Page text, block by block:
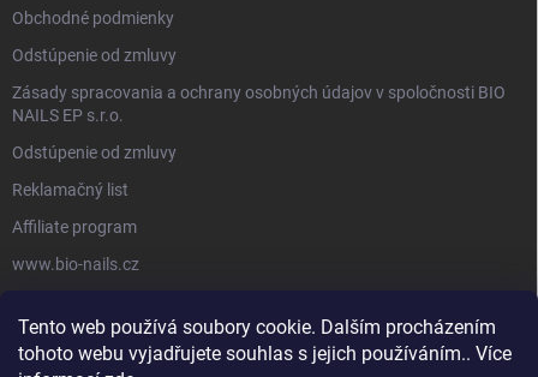
Tento web používá soubory cookie. Dalším procházením
tohoto webu vyjadřujete souhlas s jejich používáním.. Více
Obchodné podmienky
Odstúpenie od zmluvy
Zásady spracovania a ochrany osobných údajov v spoločnosti BIO
NAILS EP s.r.o.
Odstúpenie od zmluvy
Reklamačný list
Affiliate program
www.bio-nails.cz
FACEBOOK